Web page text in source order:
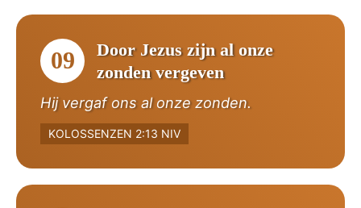
09
Door Jezus zijn al onze
zonden vergeven
Hij vergaf ons al onze zonden.
KOLOSSENZEN 2:13 NIV